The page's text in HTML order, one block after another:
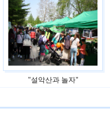
"설악산과 놀자"